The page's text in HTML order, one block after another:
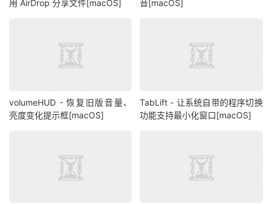
用 AirDrop 分享文件[macOS]
音[macOS]
volumeHUD - 恢复旧版音量、
亮度变化提示框[macOS]
TabLift - 让系统自带的程序切换
功能支持最小化窗口[macOS]